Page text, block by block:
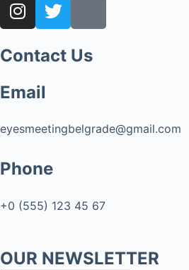
Contact Us
Email
eyesmeetingbelgrade@gmail.com
Phone
+0 (555) 123 45 67
OUR NEWSLETTER